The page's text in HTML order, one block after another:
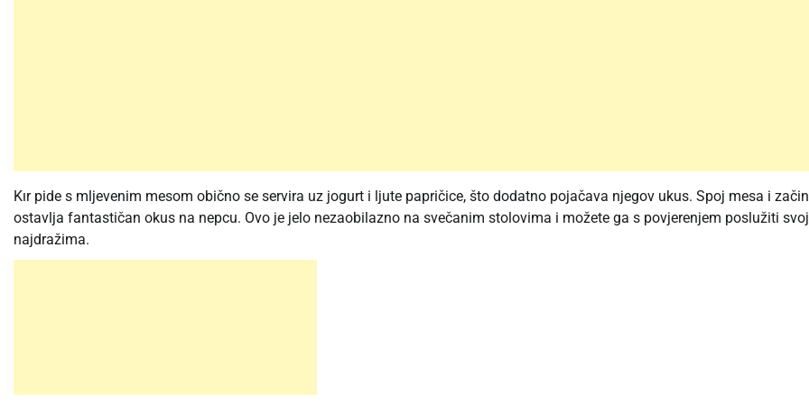
Kır pide s mljevenim mesom obično se servira uz jogurt i ljute papričice, što dodatno pojačava njegov ukus. Spoj mesa i
ostavlja fantastičan okus na nepcu. Ovo je jelo nezaobilazno na svečanim stolovima i možete ga s povjerenjem poslužiti
najdražima.